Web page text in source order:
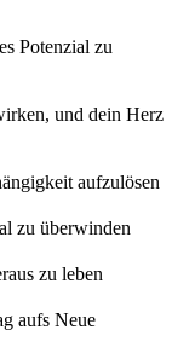
Potenzial zu
und dein Herz
aufzulösen
zu überwinden
zu leben
aufs Neue